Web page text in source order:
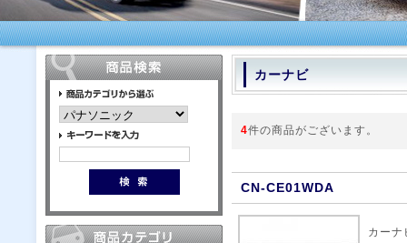
カーナビ
4件の商品がございます。
CN-CE01WDA
カーナ